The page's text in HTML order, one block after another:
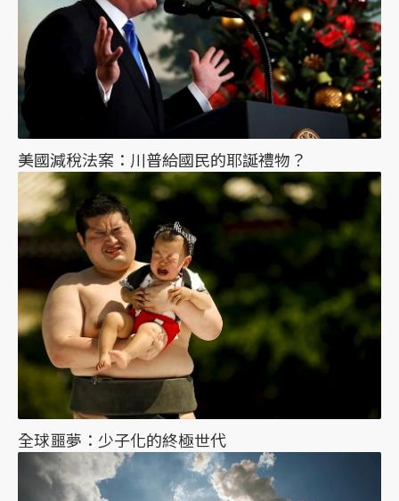
美國減稅法案：川普給國民的耶誕禮物？
全球噩夢：少子化的終極世代